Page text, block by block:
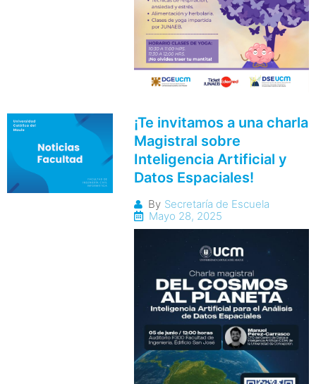
¡Te invitamos a una charla
Magistral sobre
Inteligencia Artificial y
Datos Espaciales!
By Secretaría de Escuela
Mayo 28, 2025